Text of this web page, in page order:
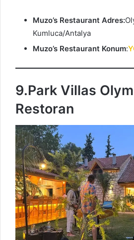
Muzo’s Restaurant Adres:
Kumluca/Antalya
Muzo’s Restaurant Konum:
9.Park Villas
Restoran